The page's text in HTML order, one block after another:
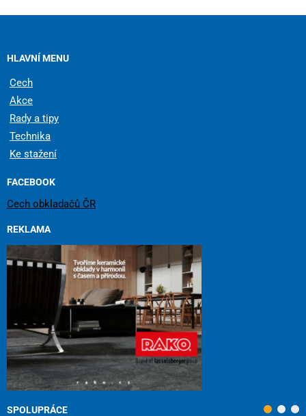
HLAVNÍ MENU
Cech
Akce
Rady a tipy
Technika
Ke stažení
FACEBOOK
Cech obkladačů ČR
REKLAMA
SPOLUPRÁCE